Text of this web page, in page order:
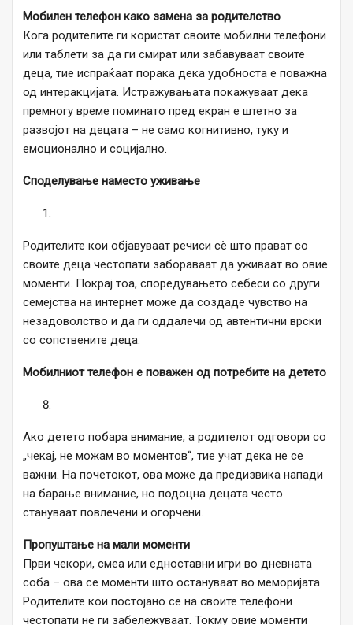
Мобилен телефон како замена за родителство
Кога родителите ги користат своите мобилни телефони
или таблети за да ги смират или забавуваат своите
деца, тие испраќаат порака дека удобноста е поважна
од интеракцијата. Истражувањата покажуваат дека
премногу време поминато пред екран е штетно за
развојот на децата – не само когнитивно, туку и
емоционално и социјално.
Споделување наместо уживање
Родителите кои објавуваат речиси сè што прават со
своите деца честопати забораваат да уживаат во овие
моменти. Покрај тоа, споредувањето себеси со други
семејства на интернет може да создаде чувство на
незадоволство и да ги оддалечи од автентични врски
со сопствените деца.
Мобилниот телефон е поважен од потребите на детето
Ако детето побара внимание, а родителот одговори со
„чекај, не можам во моментов“, тие учат дека не се
важни. На почетокот, ова може да предизвика напади
на барање внимание, но подоцна децата често
стануваат повлечени и огорчени.
Пропуштање на мали моменти
Први чекори, смеа или едноставни игри во дневната
соба – ова се моменти што остануваат во меморијата.
Родителите кои постојано се на своите телефони
честопати не ги забележуваат. Токму овие моменти